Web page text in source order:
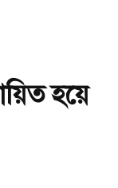
হয়ে